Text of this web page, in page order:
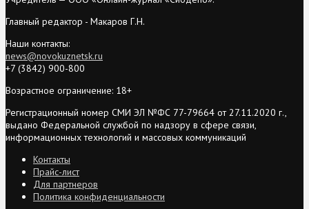
Главный редактор - Макаров Г.Н.
Наши контакты:
news@novokuznetsk.ru
+7 (3842) 900-800
Возрастное ограничение: 18+
Регистрационный номер СМИ ЭЛ №ФС 77-79664 от 27.11.2020 г.,
выдано Федеральной службой по надзору в сфере связи,
информационных технологий и массовых коммуникаций
Контакты
Прайс-лист
Для партнеров
Политика конфиденциальности